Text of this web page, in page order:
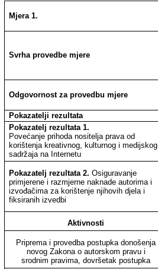
Mjera 1.
Svrha provedbe mjere
Odgovornost za provedbu mjere
Pokazatelji rezultata
Pokazatelj rezultata 1.
Povećanje prihoda nositelja prava od
korištenja kreativnog, kulturnog i medijskog
sadržaja na Internetu
Pokazatelj rezultata 2. Osiguravanje
primjerene i razmjerne naknade autorima i
izvođačima za korištenje njihovih djela i
fiksiranih izvedbi
Aktivnosti
Priprema i provedba postupka donošenja
novog Zakona o autorskom pravu i
srodnim pravima, dovršetak postupka